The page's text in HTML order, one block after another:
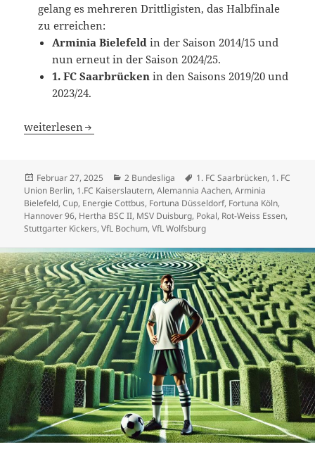
gelang es mehreren Drittligisten, das Halbfinale
zu erreichen:
Arminia Bielefeld in der Saison 2014/15 und
nun erneut in der Saison 2024/25.
1. FC Saarbrücken in den Saisons 2019/20 und
2023/24.
Arminia Bielefeld kann Geschichte schreiben – bisher
weiterlesen
Veröffentlicht
am
Februar 27, 2025 Kategorien
2 Bundesliga Schlagwörter
1. FC Saarbrücken, 1. FC
Union Berlin, 1.FC Kaiserslautern,Alemannia Aachen,Arminia
Bielefeld,Cup, Energie Cottbus, Fortuna Düsseldorf, Fortuna Köln,
Hannover 96, Hertha BSC II, MSV Duisburg, Pokal, Rot-Weiss Essen,
Stuttgarter Kickers,VfL Bochum,VfL Wolfsburg